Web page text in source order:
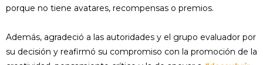
porque no tiene avatares, recompensas o premios.
Además, agradeció a las autoridades y el grupo evaluador por
su decisión y reafirmó su compromiso con la promoción de la